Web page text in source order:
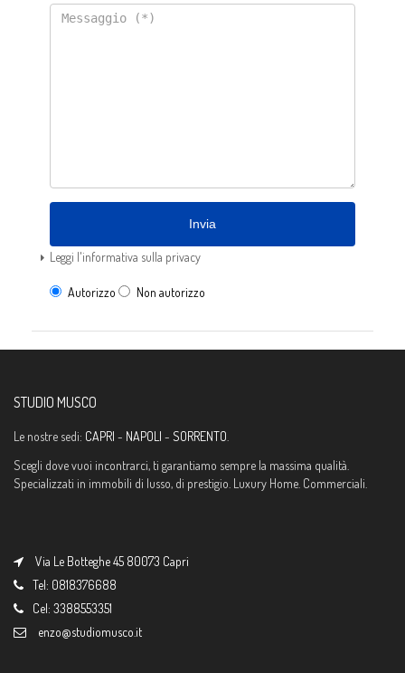
Invia
Leggi l'informativa sulla privacy
Autorizzo Non autorizzo
STUDIO MUSCO
Le nostre sedi: CAPRI - NAPOLI - SORRENTO
Scegli dove vuoi incontrarci, ti garantiamo sempre la massima qualità.
Specializzati in immobili di lusso, di prestigio. Luxury Home. Commerciali.
Via Le Botteghe 45 80073 Capri
Tel: 0818376688
Cel: 3388553351
enzo@studiomusco.it